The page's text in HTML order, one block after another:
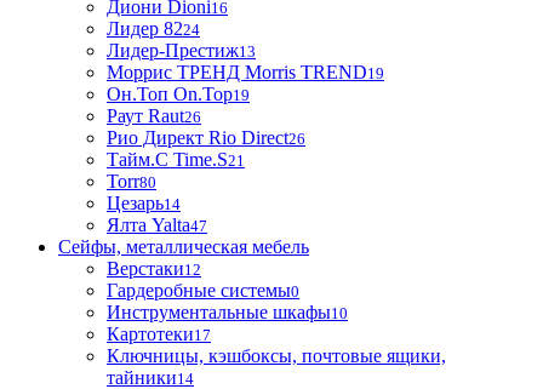
Диони Dioni16
Лидер 8224
Лидер-Престиж13
Моррис ТРЕНД Morris TREND19
Он.Топ On.Top19
Раут Raut26
Рио Директ Rio Direct26
Тайм.С Time.S21
Torr80
Цезарь14
Ялта Yalta47
Сейфы, металлическая мебель
Верстаки12
Гардеробные системы0
Инструментальные шкафы10
Картотеки17
Ключницы, кэшбоксы, почтовые ящики,
тайники14